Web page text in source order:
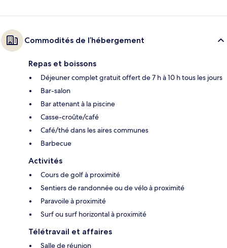
Commodités de l’hébergement
Repas et boissons
Déjeuner complet gratuit offert de 7 h à 10 h tous les jours
Bar-salon
Bar attenant à la piscine
Casse-croûte/café
Café/thé dans les aires communes
Barbecue
Activités
Cours de golf à proximité
Sentiers de randonnée ou de vélo à proximité
Paravoile à proximité
Surf ou surf horizontal à proximité
Télétravail et affaires
Salle de réunion